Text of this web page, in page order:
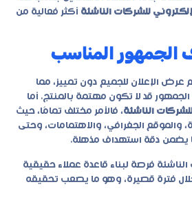
للشركات الناشئة أكثر فعالية من
الجمهور المناسب
عرض الإعلان للجميع دون تمييز، مما
قد لا تكون مهتمة بالمنتج. أما
الناشئة، فالأمر مختلف تمامًا، حيث
والموقع الجغرافي، والاهتمامات، وحتى
يضمن دقة استهداف مذهلة.
فرصة لبناء قاعدة عملاء حقيقية
فترة قصيرة، وهو ما يصعب تحقيقه